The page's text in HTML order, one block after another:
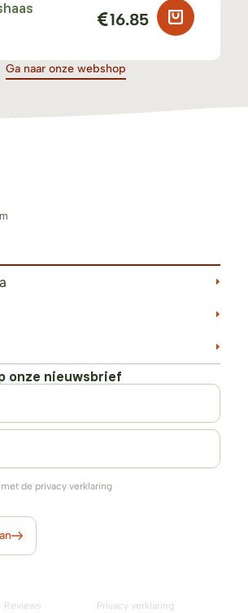
16.85
Ga naar onze webshop
onze nieuwsbrief
de privacy verklaring
Privacy verklaring
Reviews